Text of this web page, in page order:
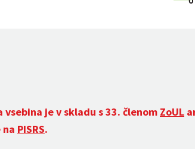
vsebina je v skladu s 33. členom ZoUL
PISRS.